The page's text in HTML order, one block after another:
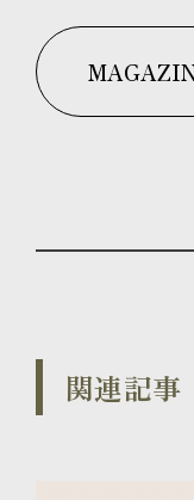
関連記事